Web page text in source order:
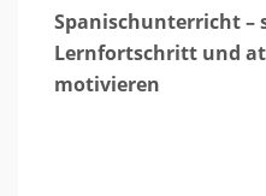
Spanischunterricht –
Lernfortschritt und
motivieren